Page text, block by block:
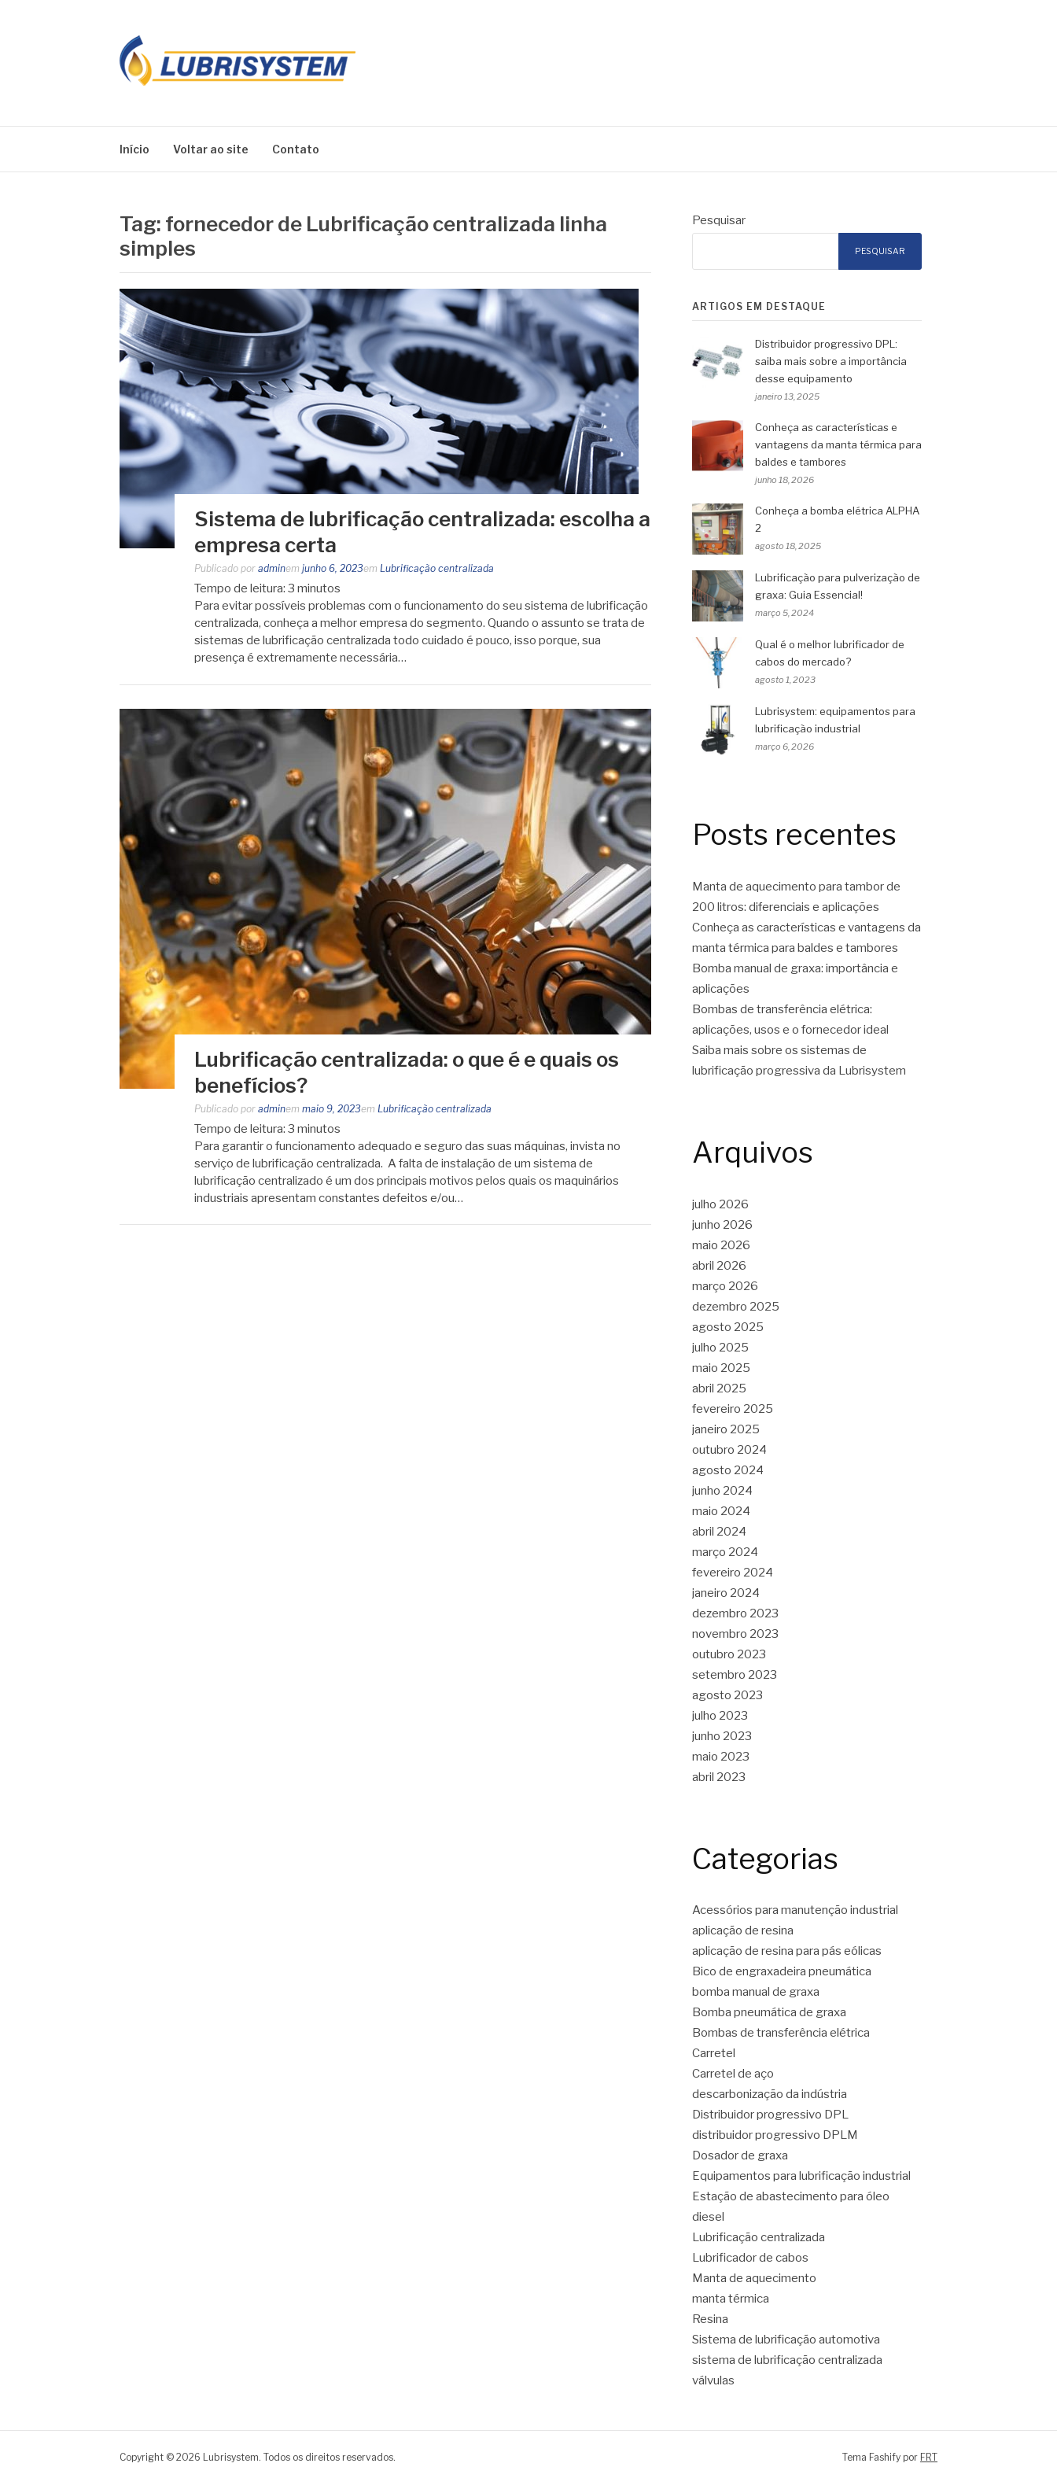
Início Voltar ao site Contato
Tag: fornecedor de Lubrificação centralizada linha
simples
Sistema de lubrificação centralizada: escolha a
empresa certa
Publicado por adminem junho 6, 2023em Lubrificação centralizada
Tempo de leitura: 3 minutos
Para evitar possíveis problemas com o funcionamento do seu sistema de lubrificação
centralizada, conheça a melhor empresa do segmento. Quando o assunto se trata de
sistemas de lubrificação centralizada todo cuidado é pouco, isso porque, sua
presença é extremamente necessária…
Lubrificação centralizada: o que é e quais os
benefícios?
Publicado por adminem maio 9, 2023em Lubrificação centralizada
Tempo de leitura: 3 minutos
Para garantir o funcionamento adequado e seguro das suas máquinas, invista no
serviço de lubrificação centralizada. A falta de instalação de um sistema de
lubrificação centralizado é um dos principais motivos pelos quais os maquinários
industriais apresentam constantes defeitos e/ou…
Pesquisar
PESQUISAR
ARTIGOS EM DESTAQUE
Distribuidor progressivo DPL:
saiba mais sobre a importância
desse equipamento
janeiro 13, 2025
Conheça as características e
vantagens da manta térmica para
baldes e tambores
junho 18, 2026
Conheça a bomba elétrica ALPHA
2
agosto 18, 2025
Lubrificação para pulverização de
graxa: Guia Essencial!
março 5, 2024
Qual é o melhor lubrificador de
cabos do mercado?
agosto 1, 2023
Lubrisystem: equipamentos para
lubrificação industrial
março 6, 2026
Posts recentes
Manta de aquecimento para tambor de
200 litros: diferenciais e aplicações
Conheça as características e vantagens da
manta térmica para baldes e tambores
Bomba manual de graxa: importância e
aplicações
Bombas de transferência elétrica:
aplicações, usos e o fornecedor ideal
Saiba mais sobre os sistemas de
lubrificação progressiva da Lubrisystem
Arquivos
julho 2026
junho 2026
maio 2026
abril 2026
março 2026
dezembro 2025
agosto 2025
julho 2025
maio 2025
abril 2025
fevereiro 2025
janeiro 2025
outubro 2024
agosto 2024
junho 2024
maio 2024
abril 2024
março 2024
fevereiro 2024
janeiro 2024
dezembro 2023
novembro 2023
outubro 2023
setembro 2023
agosto 2023
julho 2023
junho 2023
maio 2023
abril 2023
Categorias
Acessórios para manutenção industrial
aplicação de resina
aplicação de resina para pás eólicas
Bico de engraxadeira pneumática
bomba manual de graxa
Bomba pneumática de graxa
Bombas de transferência elétrica
Carretel
Carretel de aço
descarbonização da indústria
Distribuidor progressivo DPL
distribuidor progressivo DPLM
Dosador de graxa
Equipamentos para lubrificação industrial
Estação de abastecimento para óleo
diesel
Lubrificação centralizada
Lubrificador de cabos
Manta de aquecimento
manta térmica
Resina
Sistema de lubrificação automotiva
sistema de lubrificação centralizada
válvulas
Copyright © 2026 Lubrisystem. Todos os direitos reservados. Tema Fashify por FRT